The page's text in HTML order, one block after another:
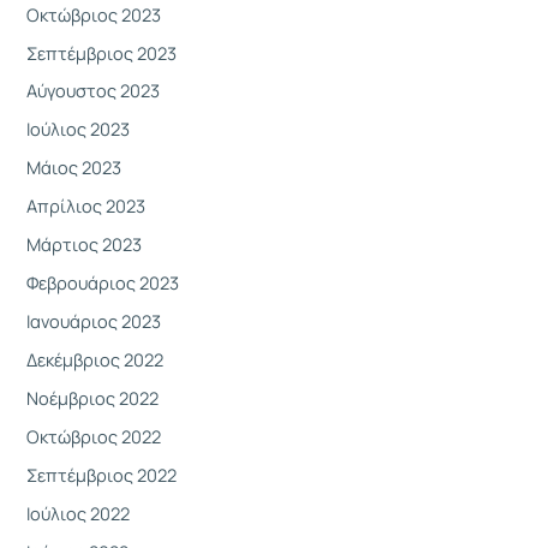
Οκτώβριος 2023
Σεπτέμβριος 2023
Αύγουστος 2023
Ιούλιος 2023
Μάιος 2023
Απρίλιος 2023
Μάρτιος 2023
Φεβρουάριος 2023
Ιανουάριος 2023
Δεκέμβριος 2022
Νοέμβριος 2022
Οκτώβριος 2022
Σεπτέμβριος 2022
Ιούλιος 2022